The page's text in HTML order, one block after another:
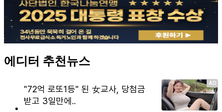
에디터 추천뉴스